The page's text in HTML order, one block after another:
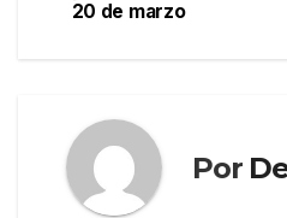
de
20 de marzo
Por